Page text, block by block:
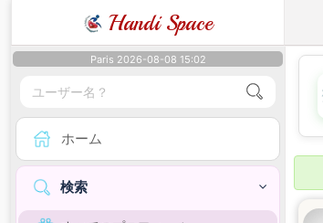
Handi Space
Paris 2026-08-08 15:02
ホーム
検索